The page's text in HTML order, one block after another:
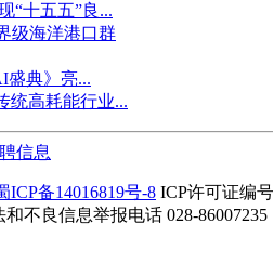
“十五五”良...
级海洋港口群
盛典》亮...
统高耗能行业...
信息
ICP备14016819号-8 ICP许可证编
不良信息举报电话 028-86007235